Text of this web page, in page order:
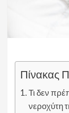
Πίνακας
Τι δεν
νεροχύτη